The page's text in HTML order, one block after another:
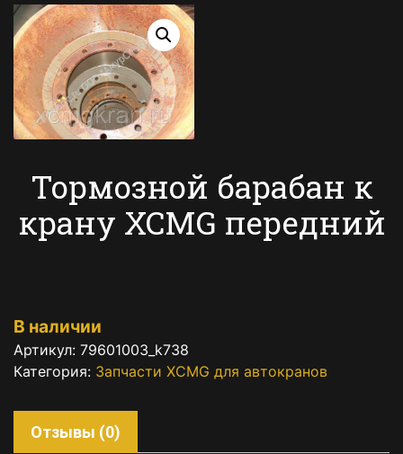
Тормозной барабан к
крану XCMG передний
В наличии
Артикул: 79601003_k738
Категория: Запчасти XCMG для автокранов
Отзывы (0)